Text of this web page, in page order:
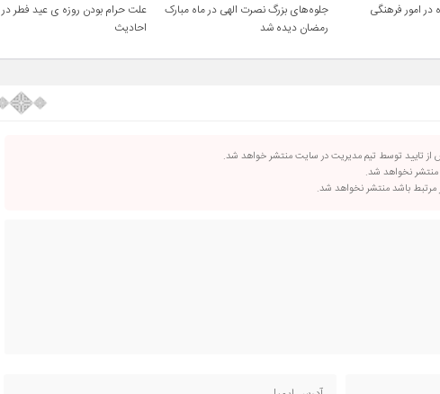
امور فرهنگی
جلوه‌های بزرگ نصرت الهی در ماه مبارک
رمضان دیده شد
علت حرام بودن روزه ی عید فطر در
احادیث
تایید توسط تیم مدیریت در سایت منتشر خواهد شد.
منتشر نخواهد شد.
مرتبط باشد منتشر نخواهد شد.